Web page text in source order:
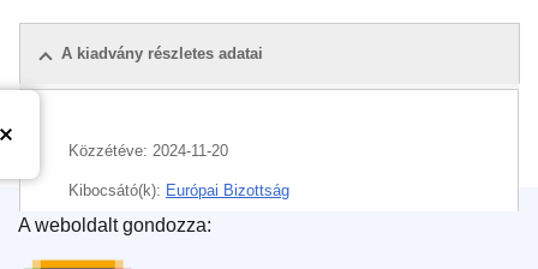
A kiadvány részletes adatai
Közzétéve: 2024-11-20
Kibocsátó(k): Európai Bizottság
Az Európai Unió Kiadóhivatala
A weboldalt gondozza: